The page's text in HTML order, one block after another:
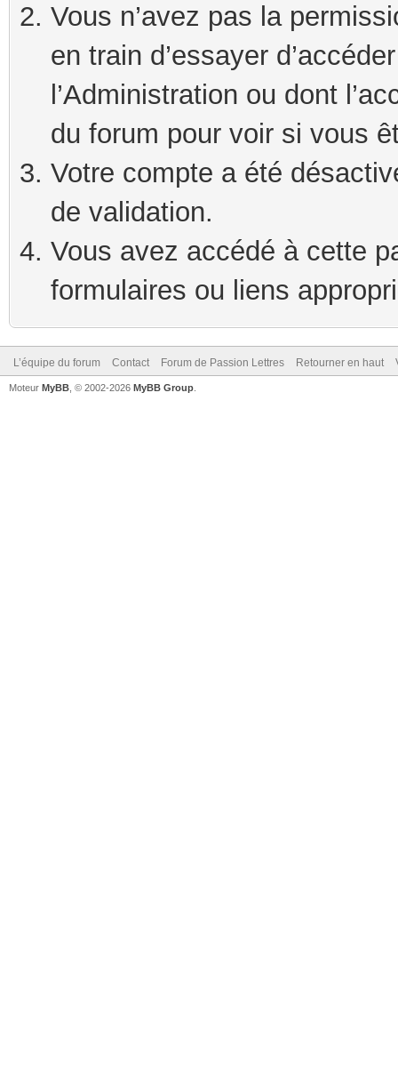
Vous n’avez pas la
en train d’essayer
l’Administration ou dont
du forum pour voir si vous
Votre compte a été
de validation.
Vous avez accédé à cette
formulaires ou liens
L’équipe du forum Contact Forum de Passion Lettres Retourner en haut
Moteur MyBB , © 2002-2026 MyBB Group